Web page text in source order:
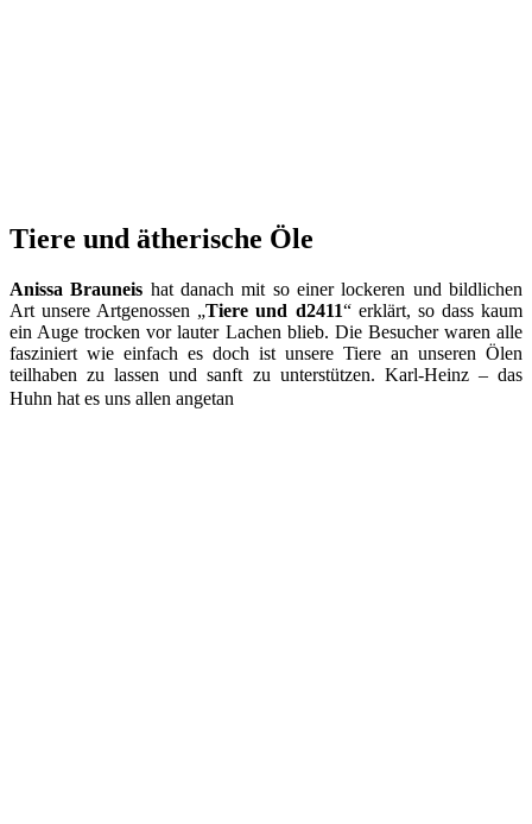
Tiere und ätherische Öle
Anissa Brauneis hat danach mit so einer lockeren und bildlichen
Art unsere Artgenossen „Tiere und d2411“ erklärt, so dass kaum
ein Auge trocken vor lauter Lachen blieb. Die Besucher waren alle
fasziniert wie einfach es doch ist unsere Tiere an unseren Ölen
teilhaben zu lassen und sanft zu unterstützen. Karl-Heinz – das
Huhn hat es uns allen angetan